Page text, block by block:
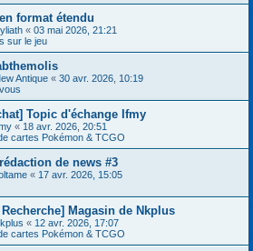
format étendu
« 03 mai 2026, 21:21
sur le jeu
Antique « 30 avr. 2026, 10:19
Topic d'échange Ifmy
« 18 avr. 2026, 20:51
cartes Pokémon & TCGO
de news #3
« 17 avr. 2026, 15:05
Magasin de Nkplus
« 12 avr. 2026, 17:07
cartes Pokémon & TCGO